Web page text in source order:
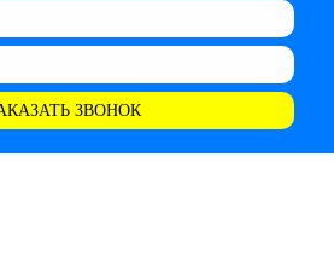
ЗВОНОК